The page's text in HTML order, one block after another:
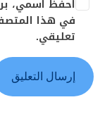
احفظ اسمي،
في هذا
تعليقي.